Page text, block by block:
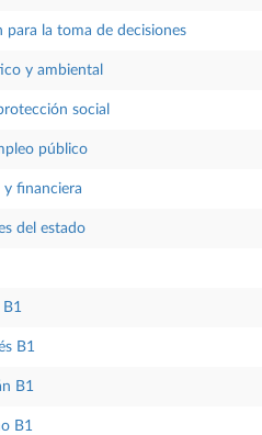
para la toma de decisiones
y ambiental
social
público
y financiera
del estado
B1
B1
B1
B1